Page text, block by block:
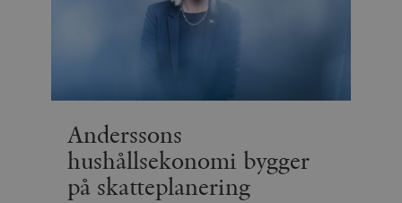
Anderssons
hushållsekonomi bygger
på skatteplanering